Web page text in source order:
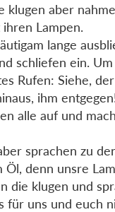
klugen aber
Lampen.
lange
schliefen ein.
Rufen: Siehe,
ihm
alle auf und
sprachen zu
Öl, denn unsre
die klugen und
für uns und euch